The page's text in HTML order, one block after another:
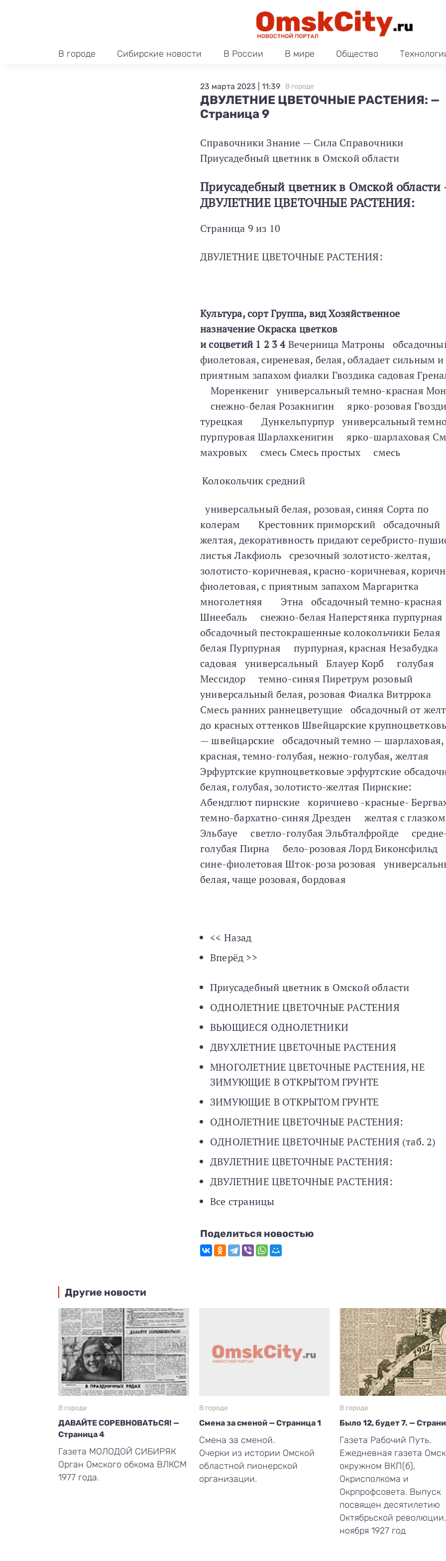
В городе Сибирские новости В России В мире Общество
ДВУЛЕТНИЕ ЦВЕТОЧНЫЕ РАСТЕНИЯ: —
Страница 9
23 марта 2023 | 11:39 В городе
Справочники Знание — Сила Справочники
Приусадебный цветник в Омской области
Приусадебный цветник в Омской области
ДВУЛЕТНИЕ ЦВЕТОЧНЫЕ РАСТЕНИЯ:
Страница 9 из 10
ДВУЛЕТНИЕ ЦВЕТОЧНЫЕ РАСТЕНИЯ:
Культура, сортГруппа, видХозяйственное
назначение Окраска цветков
и соцветий 1 2 3 4Вечерница Матроны
фиолетовая, сиреневая, белая, обладает сильным и
приятным запахом фиалки Гвоздика садовая
Моренкениг универсальный темно-красная
снежно-белая Розакнигин ярко-розовая
турецкая Дункельпурпур универсальный
пурпуровая Шарлахкенигин ярко-шарлаховая
махровых смесь Смесь простых смесь
Колокольчик средний
универсальный белая, розовая, синяя Сорта по
колерам Крестовник приморский обсадочный
желтая, декоративность придают серебристо-
листья Лакфиоль срезочный золотисто-желтая,
золотисто-коричневая, красно-коричневая,
фиолетовая, с приятным запахом Маргаритка
многолетняя Этна обсадочный темно-красная
Шнеебаль снежно-белая Наперстянка пурпурная
обсадочный пестокрашенные колокольчики Белая
белая Пурпурная пурпурная, красная Незабудка
садовая универсальный Блауер Корб голубая
Мессидор темно-синяя Пиретрум розовый
универсальный белая, розовая Фиалка Витррока
Смесь ранних раннецветущие обсадочный от
до красных оттенков Швейцарские
— швейцарские обсадочный темно — шарлаховая,
красная, темно-голубая, нежно-голубая, желтая
Эрфуртские крупноцветковые эрфуртские
белая, голубая, золотисто-желтая Пирнские:
Абендглют пирнские коричнево -красные-
темно-бархатно-синяя Дрезден желтая с глазком
Эльбауе светло-голубая Эльбталфройде
голубая Пирна бело-розовая Лорд Биконсфильд
сине-фиолетовая Шток-роза розовая
белая, чаще розовая, бордовая
<< Назад
Вперёд >>
Приусадебный цветник в Омской области
ОДНОЛЕТНИЕ ЦВЕТОЧНЫЕ РАСТЕНИЯ
ВЬЮЩИЕСЯ ОДНОЛЕТНИКИ
ДВУХЛЕТНИЕ ЦВЕТОЧНЫЕ РАСТЕНИЯ
МНОГОЛЕТНИЕ ЦВЕТОЧНЫЕ РАСТЕНИЯ, НЕ
ЗИМУЮЩИЕ В ОТКРЫТОМ ГРУНТЕ
ЗИМУЮЩИЕ В ОТКРЫТОМ ГРУНТЕ
ОДНОЛЕТНИЕ ЦВЕТОЧНЫЕ РАСТЕНИЯ:
ОДНОЛЕТНИЕ ЦВЕТОЧНЫЕ РАСТЕНИЯ (таб. 2)
ДВУЛЕТНИЕ ЦВЕТОЧНЫЕ РАСТЕНИЯ:
ДВУЛЕТНИЕ ЦВЕТОЧНЫЕ РАСТЕНИЯ:
Все страницы
Поделиться новостью
Другие новости
В городе
ДАВАЙТЕ СОРЕВНОВАТЬСЯ! —
Страница 4
Газета МОЛОДОЙ СИБИРЯК
Орган Омского обкома ВЛКСМ
1977 года.
В городе
Смена за сменой — Страница 1
Смена за сменой.
Очерки из истории Омской
областной пионерской
организации.
В городе
Было 12, будет 7. —
Газета Рабочий Путь.
Ежедневная газета
окружном ВКП(б),
Окрисполкома и
Окрпрофсовета. Выпуск
посвящен десятилетию
Октябрьской
ноября 1927 год